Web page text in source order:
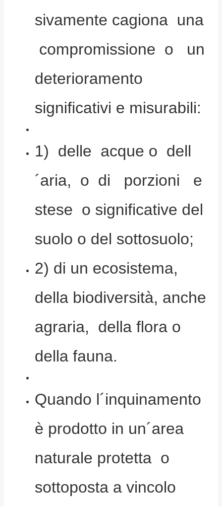
sivamente cagiona una
compromissione o un
deterioramento
significativi e misurabili:
1) delle acque o dell
´aria, o di porzioni e
stese o significative del
suolo o del sottosuolo;
2) di un ecosistema,
della biodiversità, anche
agraria, della flora o
della fauna.
Quando l´inquinamento
è prodotto in un´area
naturale protetta o
sottoposta a vincolo